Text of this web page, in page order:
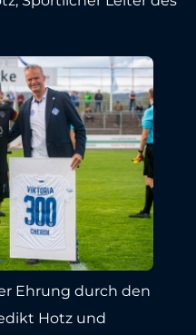
Ehrung durch den
Hotz und